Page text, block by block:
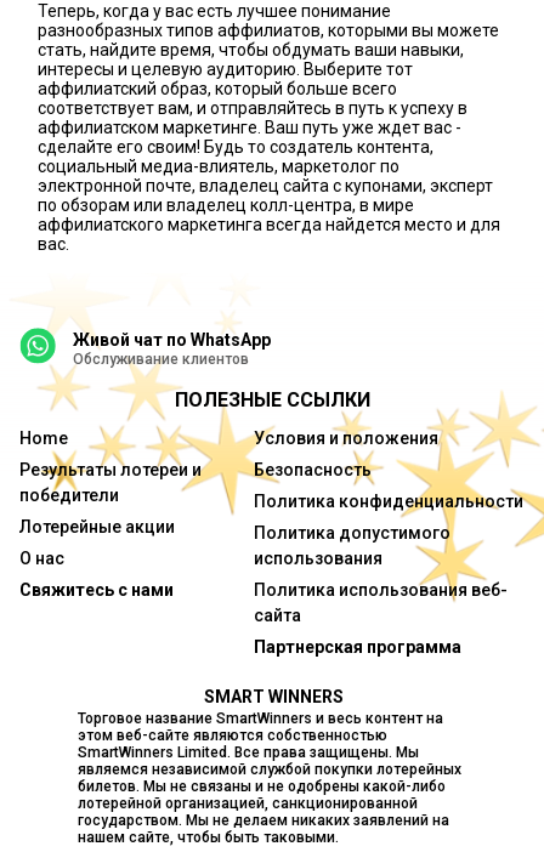
Теперь, когда у вас есть лучшее понимание
разнообразных типов аффилиатов, которыми вы можете
стать, найдите время, чтобы обдумать ваши навыки,
интересы и целевую аудиторию. Выберите тот
аффилиатский образ, который больше всего
соответствует вам, и отправляйтесь в путь к успеху в
аффилиатском маркетинге. Ваш путь уже ждет вас -
сделайте его своим! Будь то создатель контента,
социальный медиа-влиятель, маркетолог по
электронной почте, владелец сайта с купонами, эксперт
по обзорам или владелец колл-центра, в мире
аффилиатского маркетинга всегда найдется место и для
вас.
Живой чат по WhatsApp
Обслуживание клиентов
ПОЛЕЗНЫЕ ССЫЛКИ
Home
Результаты лотереи и
победители
Лотерейные акции
О нас
Свяжитесь с нами
Условия и положения
Безопасность
Политика конфиденциальности
Политика допустимого
использования
Политика использования веб-
сайта
Партнерская программа
SMART WINNERS
Торговое название SmartWinners и весь контент на
этом веб-сайте являются собственностью
SmartWinners Limited. Все права защищены. Мы
являемся независимой службой покупки лотерейных
билетов. Мы не связаны и не одобрены какой-либо
лотерейной организацией, санкционированной
государством. Мы не делаем никаких заявлений на
нашем сайте, чтобы быть таковыми.